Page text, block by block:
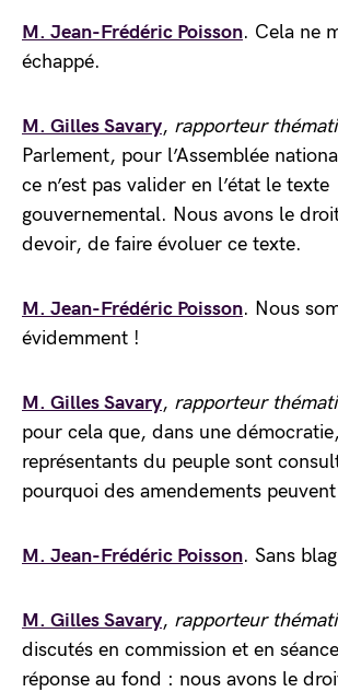
M. Jean-Frédéric Poisson. Cela ne
échappé.
M. Gilles Savary, rapporteur
Parlement, pour l’Assemblée
ce n’est pas valider en l’état le texte
gouvernemental. Nous avons le
devoir, de faire évoluer ce texte.
M. Jean-Frédéric Poisson. Nous
évidemment !
M. Gilles Savary, rapporteur
pour cela que, dans une
représentants du peuple sont
pourquoi des amendements
M. Jean-Frédéric Poisson. Sans
M. Gilles Savary, rapporteur
discutés en commission et en
réponse au fond : nous avons le